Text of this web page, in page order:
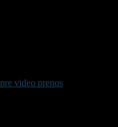
video prenos